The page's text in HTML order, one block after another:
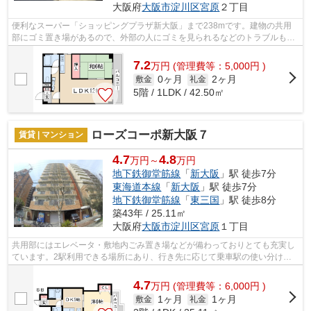
大阪府大阪市淀川区宮原２丁目
便利なスーパー「ショッピングプラザ新大阪」まで238mです。建物の共用
部にゴミ置き場があるので、外部の人にゴミを見られるなどのトラブルも防
げます。こちらはマンションタイプにな...
7.2万円 (管理費等：5,000円 )
敷金 0ヶ月 礼金 2ヶ月
5階 / 1LDK / 42.50㎡
賃貸 | マンション ローズコーポ新大阪７
4.7万円～4.8万円
地下鉄御堂筋線 「新大阪 」駅 徒歩7分
東海道本線 「新大阪 」駅 徒歩7分
地下鉄御堂筋線 「東三国 」駅 徒歩8分
築43年 / 25.11㎡
大阪府大阪市淀川区宮原１丁目
共用部にはエレベータ・敷地内ごみ置き場などが備わっておりとても充実し
ています。2駅利用できる場所にあり、行き先に応じて乗車駅の使い分けが
4.7万円 (管理費等：6,000円 )
敷金 1ヶ月 礼金
1ヶ月